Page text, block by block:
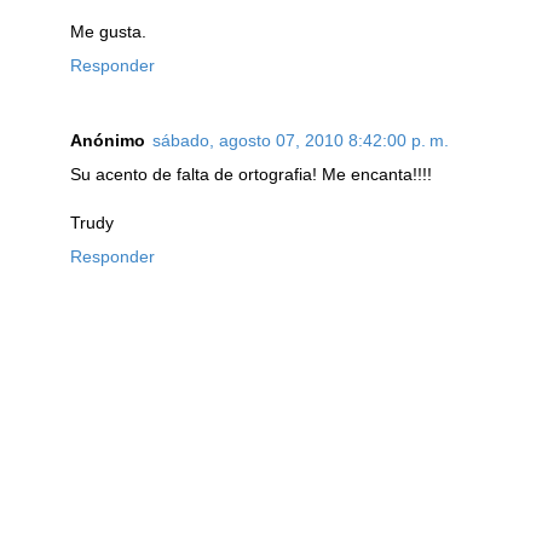
Me gusta.
Responder
Anónimo sábado, agosto 07, 2010 8:42:00 p. m.
Su acento de falta de ortografia! Me encanta!!!!
Trudy
Responder